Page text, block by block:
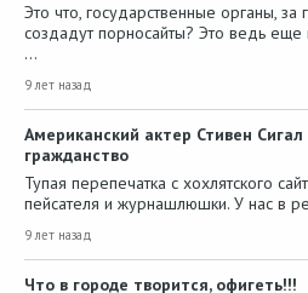
Это что, государственные органы, за
создадут порносайты? Это ведь еще
…
9 лет назад
Американский актер Стивен
гражданство
Тупая перепечатка с хохлятского
пейсателя и журнашлюшки. У нас в
9 лет назад
Что в городе творится, офигеть!!!